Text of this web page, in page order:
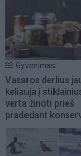
Gyvenimas
Vasaros derlius
keliauja į
verta žinoti prieš
pradedant